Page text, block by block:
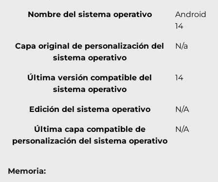
Nombre del sistema operativo
Android
14
Capa original de personalización del
sistema operativo
N/a
Última versión compatible del
sistema operativo
14
Edición del sistema operativo N/A
Última capa compatible de
personalización del sistema operativo
N/A
Memoria: